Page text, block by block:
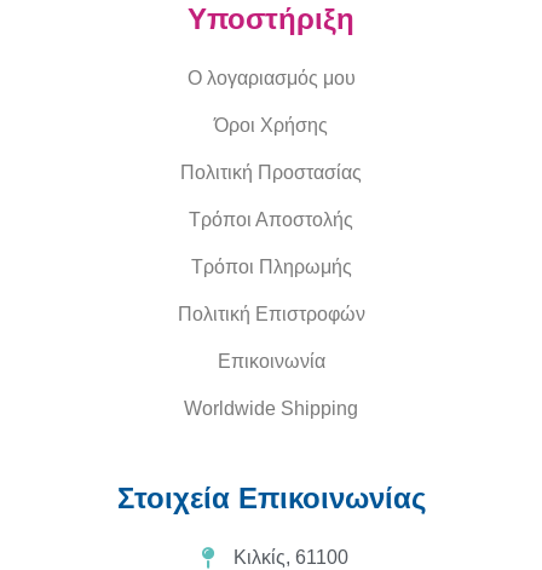
Υποστήριξη
Ο λογαριασμός μου
Όροι Χρήσης
Πολιτική Προστασίας
Τρόποι Αποστολής
Τρόποι Πληρωμής
Πολιτική Επιστροφών
Επικοινωνία
Worldwide Shipping
Στοιχεία Επικοινωνίας
Κιλκίς, 61100